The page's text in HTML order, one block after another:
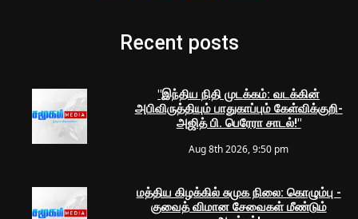
Recent posts
"இந்திய நிதி முடக்கம்: வடக்கின்
அபிவிருத்தியும் பாதுகாப்பும் கேள்விக்குறி-
அஜித் பி. பெரேரா சாடல்!"
Aug 8th 2026, 9:50 pm
மத்திய கிழக்கில் சுமுக நிலை: கொழும்பு -
குவைத் விமான சேவைகள் மீண்டும்